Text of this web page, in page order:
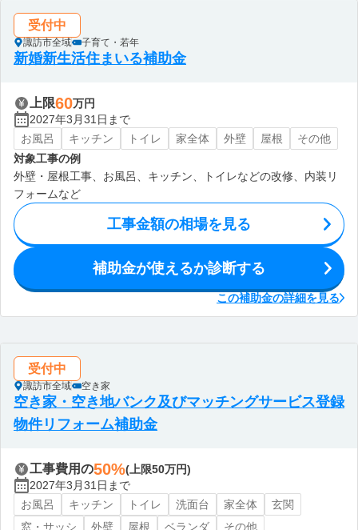
受付中
諏訪市全域 子育て・若年
新婚新生活住まいる補助金
上限60万円
2027年3月31日まで
お風呂
キッチン トイレ 家全体 外壁 屋根
その他
対象工事の例
外壁・屋根工事、お風呂、キッチン、トイレなどの改修、内装リ
フォームなど
工事金額の相場を見る
補助金が使えるか診断する
この補助金の詳細を見る
受付中
諏訪市全域 空き家
空き家・空き地バンク及びマッチングサービス登録
物件リフォーム補助金
工事費用の50%(上限50万円)
2027年3月31日まで
お風呂
キッチン トイレ 洗面台 家全体
玄関
窓・サッシ
外壁 屋根 ベランダ その他